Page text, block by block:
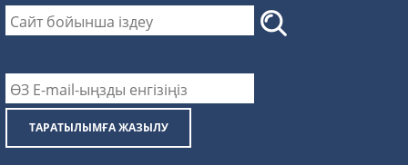
ТАРАТЫЛЫМҒА ЖАЗЫЛУ